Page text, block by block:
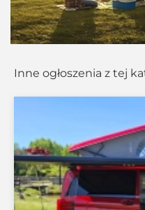
Inne ogłoszenia z tej